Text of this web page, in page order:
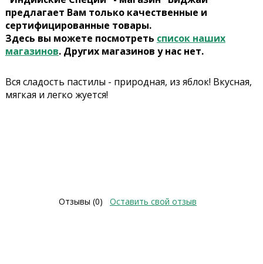
предлагает Вам только качественные и
сертифицированные товары.
Здесь вы можете посмотреть список наших
магазинов. Других магазинов у нас нет.
Вся сладость пастилы - природная, из яблок! Вкусная,
мягкая и легко жуется!
Отзывы (0) Оставить свой отзыв